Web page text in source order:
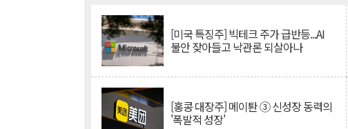
[미국 특징주] 빅테크 주가 급반등...AI
불안 잦아들고 낙관론 되살아나
[홍콩 대장주] 메이퇀 ③ 신성장 동력의
'폭발적 성장'